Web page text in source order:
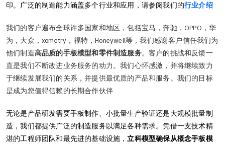
印。广泛的制造能力涵盖多个行业和应用，请参阅我们的行业介绍
我们的客户遍布全球许多国家和地区，包括宝马，奔驰，OPPO，华
为，大众，xometry，福特，Honeywell等，我们感谢客户信任我们为
他们制造高品质的手板模型和零件制造服务。客户的挑战和反馈一
直是我们不断改进业务服务的动力。我们心怀感激，并将继续致力
于继续发展我们的关系，并提供最优质的产品和服务。我们的目标
是成为您值得信赖的长期合作伙伴
无论是产品研发需要手板制作、小批量生产验证还是大规模批量制
造，我们都提供广泛的制造服务以满足各种需求。凭借一支技术精
湛的工程师团队和最先进的基础设施，立科模型确保从概念手板模